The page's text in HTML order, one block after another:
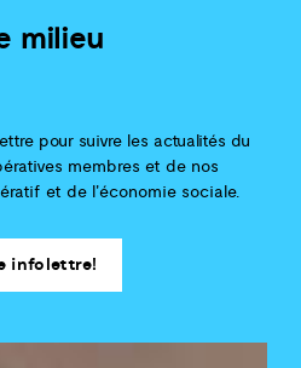
milieu
pour suivre les actualités du
membres et de nos
et de l'économie sociale.
infolettre!